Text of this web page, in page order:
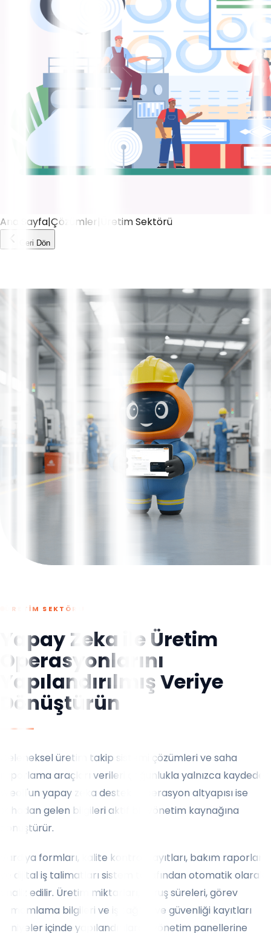
Ana Sayfa|Çözümler Üretim Sektörü
Geri Dön
ÜRETİM SEKTÖRÜ
Yapay Zeka ile Üretim
Operasyonlarını
Yapılandırılmış Veriye
Dönüştürün
Geleneksel üretim takip sistemi çözümleri ve saha
raporlama araçları verileri çoğunlukla yalnızca kaydeder.
Weoll'un yapay zeka destekli operasyon altyapısı ise
sahadan gelen bilgileri aktif bir yönetim kaynağına
dönüştürür.
Vardiya formları, kalite kontrol kayıtları, bakım raporları
ve dijital iş talimatları sistem tarafından otomatik olarak
analiz edilir. Üretim miktarları, duruş süreleri, görev
tamamlama bilgileri ve iş sağlığı ve güvenliği kayıtları
saniyeler içinde yapılandırılarak yönetim panellerine